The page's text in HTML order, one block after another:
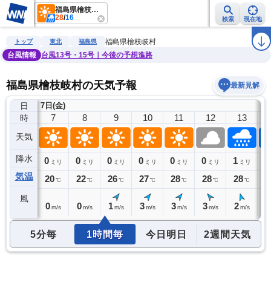
福島県檜枝岐村
28/16 検索 現在地
雨雲レーダー 台風情報 地震情報 ラ
トップ 東北 福島県
福島県檜枝岐村
台風情報
台風13号・15号｜今後の予想進路
福島県檜枝岐村の天気予報 最新見解
日
時
天気
降水
気温
風
7日(金)
6
0ミリ
16℃
7
0 ミリ
20℃
0 m/s
8
0 ミリ
22℃
0 m/s
9
0 ミリ
26℃
1 m/s
10
0 ミリ
27℃
3 m/s
11
0 ミリ
28℃
3 m/s
12
0 ミリ
28℃
3 m/s
13
1 ミリ
28℃
2 m/s
5分毎 1時間毎 今日明日 2週間天気